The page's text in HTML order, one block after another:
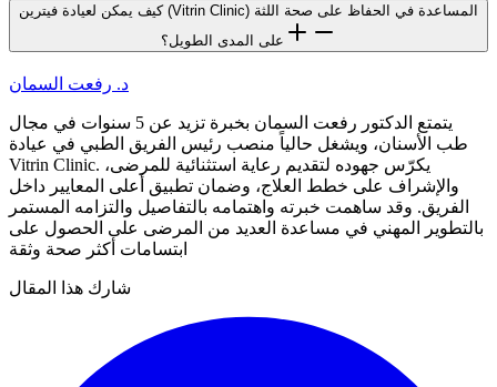
كيف يمكن لعيادة فيترين (Vitrin Clinic) المساعدة في الحفاظ على صحة اللثة
على المدى الطويل؟
د. رفعت السمان
يتمتع الدكتور رفعت السمان بخبرة تزيد عن 5 سنوات في مجال
طب الأسنان، ويشغل حالياً منصب رئيس الفريق الطبي في عيادة
Vitrin Clinic. يكرّس جهوده لتقديم رعاية استثنائية للمرضى،
والإشراف على خطط العلاج، وضمان تطبيق أعلى المعايير داخل
الفريق. وقد ساهمت خبرته واهتمامه بالتفاصيل والتزامه المستمر
بالتطوير المهني في مساعدة العديد من المرضى على الحصول على
ابتسامات أكثر صحة وثقة
شارك هذا المقال